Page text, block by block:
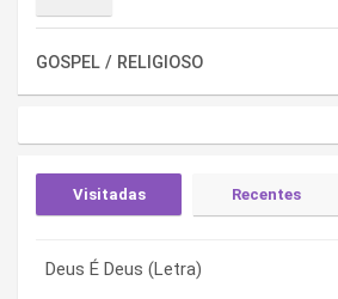
GOSPEL / RELIGIOSO
Visitadas Recentes
Deus É Deus (Letra)
Sonhe Grande (Letra)
Deus É Deus (Letra)